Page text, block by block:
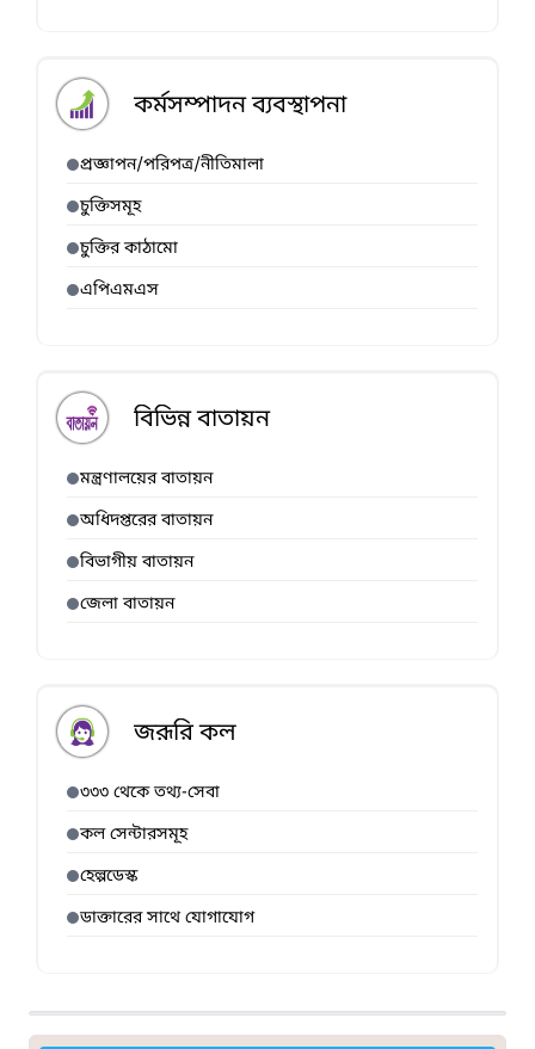
কর্মসম্পাদন ব্যবস্থাপনা
প্রজ্ঞাপন/পরিপত্র/নীতিমালা
চুক্তিসমূহ
চুক্তির কাঠামো
এপিএমএস
বিভিন্ন বাতায়ন
মন্ত্রণালয়ের বাতায়ন
অধিদপ্তরের বাতায়ন
বিভাগীয় বাতায়ন
জেলা বাতায়ন
জরূরি কল
৩৩৩ থেকে তথ্য-সেবা
কল সেন্টারসমূহ
হেল্পডেস্ক
ডাক্তারের সাথে যোগাযোগ